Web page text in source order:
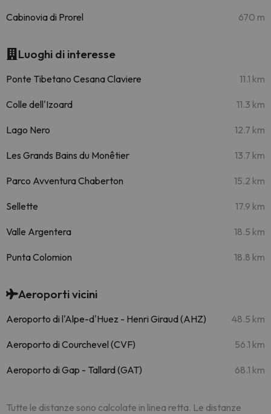
Cabinovia di Prorel 670 m
Luoghi di interesse
Ponte Tibetano Cesana Claviere 11.1 km
Colle dell'Izoard 11.3 km
Lago Nero 12.7 km
Les Grands Bains du Monêtier 13.7 km
Parco Avventura Chaberton 15.2 km
Sellette 17.9 km
Valle Argentera 18.5 km
Punta Colomion 18.8 km
Aeroporti vicini
Aeroporto di l'Alpe-d'Huez - Henri Giraud (AHZ) 48.5 km
Aeroporto di Courchevel (CVF) 56.1 km
Aeroporto di Gap - Tallard (GAT) 68.1 km
Tutte le distanze sono calcolate in linea retta. Le distanze